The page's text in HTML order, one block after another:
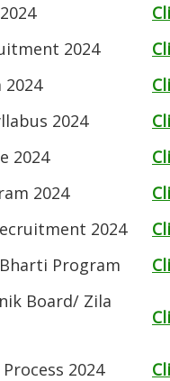
2024
2024
2024
2024
2024
Program
Board/ Zila
2024